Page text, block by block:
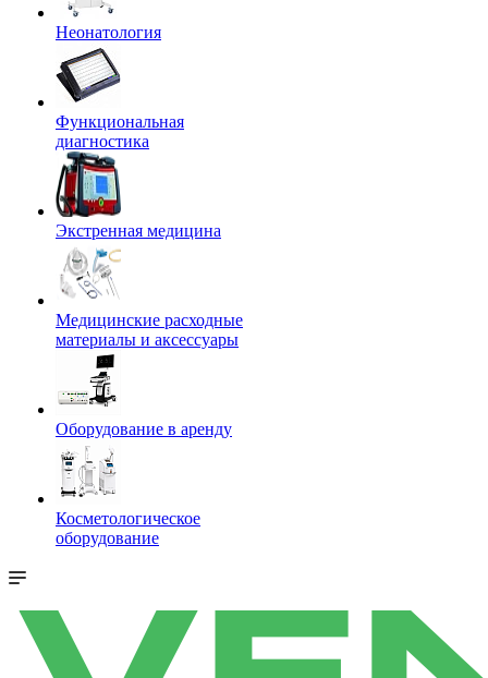
Неонатология
Функциональная
диагностика
Экстренная медицина
Медицинские расходные
материалы и аксессуары
Оборудование в аренду
Косметологическое
оборудование